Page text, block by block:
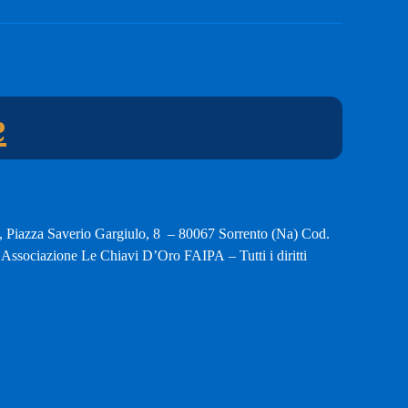
Piazza Saverio Gargiulo, 8 – 80067 Sorrento (Na) Cod.
Le Chiavi D’Oro FAIPA – Tutti i diritti